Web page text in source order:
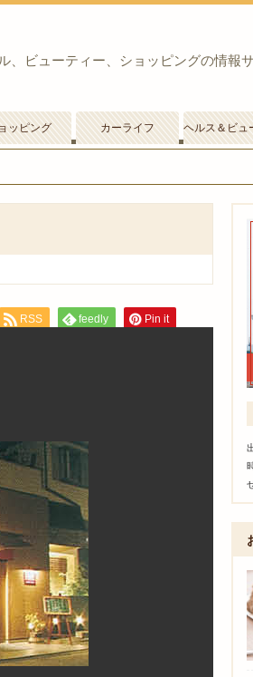
、ビューティー、ショッピングの情報
ッピング カーライフ ヘルス＆ビュ
RSS feedly Pin it